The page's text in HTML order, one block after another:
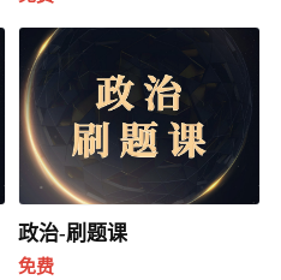
政治-刷题课
免费